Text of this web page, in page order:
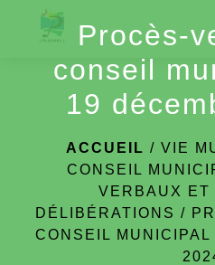
Procès-
conseil
19
ACCUEIL / VIE
CONSEIL
VERBAUX ET
DÉLIBÉRATIONS /
CONSEIL